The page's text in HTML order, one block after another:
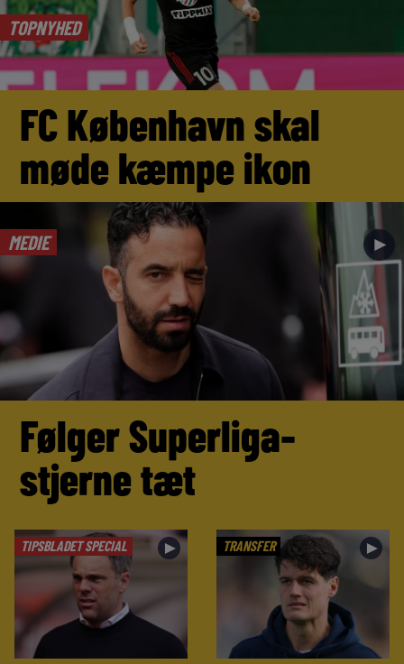
TOPNYHED
FC København skal
møde kæmpe ikon
MEDIE ►
Følger Superliga-
stjerne tæt
TIPSBLADET SPECIAL ► TRANSFER ►